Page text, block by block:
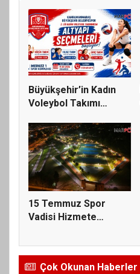
Büyükşehir’in Kadın
Voleybol Takımı
15 Temmuz Spor
Vadisi Hizmete
Çok Okunan Haberler